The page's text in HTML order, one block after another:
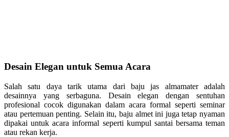
Desain Elegan untuk Semua Acara
Salah satu daya tarik utama dari baju jas almamater adalah
desainnya yang serbaguna. Desain elegan dengan sentuhan
profesional cocok digunakan dalam acara formal seperti seminar
atau pertemuan penting. Selain itu, baju almet ini juga tetap nyaman
dipakai untuk acara informal seperti kumpul santai bersama teman
atau rekan kerja.